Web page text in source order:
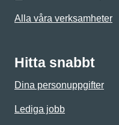
Alla våra verksamheter
Hitta snabbt
Dina personuppgifter
Lediga jobb